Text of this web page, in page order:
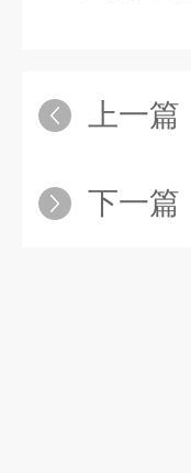
上一篇
下一篇